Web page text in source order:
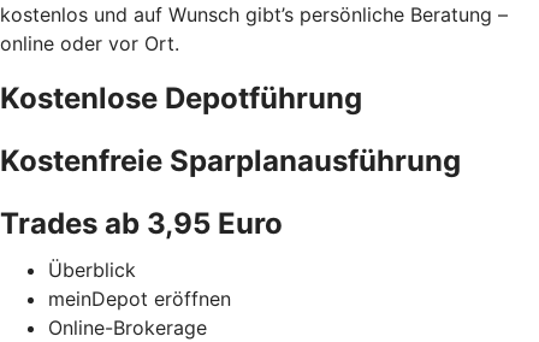
kostenlos und auf Wunsch gibt’s persönliche Beratung –
online oder vor Ort.
Kostenlose Depotführung
Kostenfreie Sparplanausführung
Trades ab 3,95 Euro
Überblick
meinDepot eröffnen
Online-Brokerage